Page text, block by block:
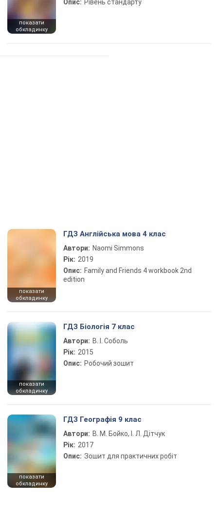
показати
обкладинку
Опис: Рівень стандарту
показати
обкладинку
ГДЗ Англійська мова 4 клас
Автори: Naomi Simmons
Рік: 2019
Опис: Family and Friends 4 workbook 2nd
edition
показати
обкладинку
ГДЗ Біологія 7 клас
Автори: В. І. Соболь
Рік: 2015
Опис: Робочий зошит
показати
обкладинку
ГДЗ Географія 9 клас
Автори: В. М. Бойко, І. Л. Дітчук
Рік: 2017
Опис: Зошит для практичних робіт